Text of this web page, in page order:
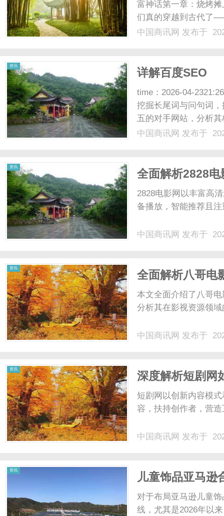
富神话第一章：烧烤
们真的穿越到古代了
羊肉串，孜然和辣椒
中国商讯网 发布于
资讯
详解百度SEO
time：2026-04-
挖掘长尾词与问句词
五的对手网站，分析
结构：采用H1-H3标
中国商讯网 发布于
资讯
全面解析2828
2828电影网以丰富高
备播放，智能推荐且
中国商讯网 发布于
资讯
全面解析八哥电
本文全面介绍了八哥
分析其在影视资源领
中国商讯网 发布于
资讯
深度解析短剧网
短剧网以创新内容模
容，扶持创作者，营
中国商讯网 发布于
资讯
儿童饰品亚马逊
核机构-优耐检测
对于布局亚马逊儿童
线，尤其是2026年以